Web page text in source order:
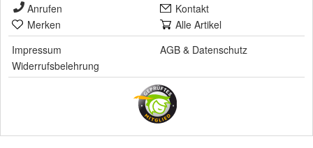
Anrufen
Kontakt
Merken
Alle Artikel
Impressum
AGB & Datenschutz
Widerrufsbelehrung